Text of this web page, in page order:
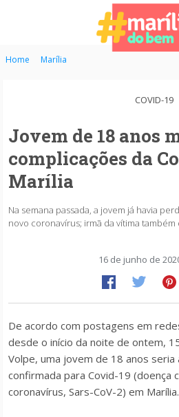
Home Marília
COVID-19
Jovem de 18 anos
complicações da
Marília
Na semana passada, a jovem já havia
novo coronavírus; irmã da vítima
16 de junho de
De acordo com postagens em
desde o início da noite de ontem,
Volpe, uma jovem de 18 anos seria
confirmada para Covid-19 (doença
coronavírus, Sars-CoV-2) em Marília.